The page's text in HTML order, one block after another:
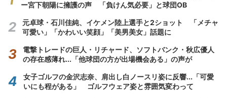
ー宮下朝陽に擁護の声 「負けん気必要」と球団OB
元卓球・石川佳純、イケメン陸上選手と2ショット 「メチャ
可愛い」「かわいい笑顔」「美男美女」話題に
電撃トレードの巨人・リチャード、ソフトバンク・秋広優人
の存在感薄れ...「他球団の方が出場機会ある」の声が
女子ゴルフの金沢志奈、肩出し白ノースリ姿に反響...「可愛
いにも程がある」 ゴルフウェア姿と雰囲気変わって